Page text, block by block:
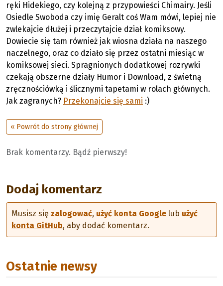
ręki Hidekiego, czy kolejną z przypowieści Chimairy. Jeśli
Osiedle Swoboda czy imię Geralt coś Wam mówi, lepiej nie
zwlekajcie dłużej i przeczytajcie dział komiksowy.
Dowiecie się tam również jak wiosna działa na naszego
naczelnego, oraz co działo się przez ostatni miesiąc w
komiksowej sieci. Spragnionych dodatkowej rozrywki
czekają obszerne działy Humor i Download, z świetną
zręcznościówką i ślicznymi tapetami w rolach głównych.
Jak zagranych? Przekonajcie się sami :)
« Powrót do strony głównej
Brak komentarzy. Bądź pierwszy!
Dodaj komentarz
Musisz się zalogować, użyć konta Google lub użyć
konta GitHub, aby dodać komentarz.
Ostatnie newsy